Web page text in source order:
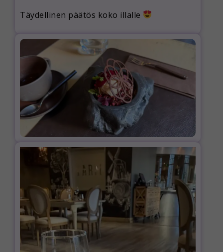
Täydellinen päätös koko illalle